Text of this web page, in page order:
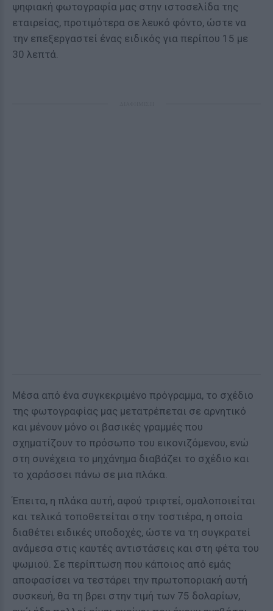
ψηφιακή φωτογραφία μας στην ιστοσελίδα της
εταιρείας, προτιμότερα σε λευκό φόντο, ώστε να
την επεξεργαστεί ένας ειδικός για περίπου 15 με
30 λεπτά.
Μέσα από ένα συγκεκριμένο πρόγραμμα, το σχέδιο
της φωτογραφίας μας μετατρέπεται σε αρνητικό
και μένουν μόνο οι βασικές γραμμές που
σχηματίζουν το πρόσωπο του εικονιζόμενου, ενώ
στη συνέχεια το μηχάνημα διαβάζει το σχέδιο και
το χαράσσει πάνω σε μια πλάκα.
Έπειτα, η πλάκα αυτή, αφού τριφτεί, ομαλοποιείται
και τελικά τοποθετείται στην τοστιέρα, η οποία
διαθέτει ειδικές υποδοχές, ώστε να τη συγκρατεί
ανάμεσα στις καυτές αντιστάσεις και στη φέτα του
ψωμιού. Σε περίπτωση που κάποιος από εμάς
αποφασίσει να τεστάρει την πρωτοποριακή αυτή
συσκευή, θα τη βρει στην τιμή των 75 δολαρίων,